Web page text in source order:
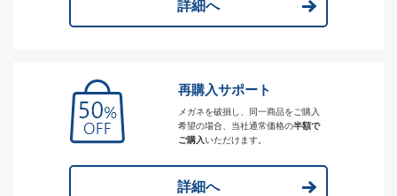
詳細へ
再購入サポート
メガネを破損し、同一商品をご購入
希望の場合、当社通常価格の半額で
ご購入いただけます。
詳細へ